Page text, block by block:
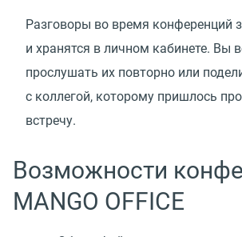
Разговоры во время конференций
и хранятся в личном кабинете. Вы
прослушать их повторно или
с коллегой, которому пришлось
встречу.
Возможности
MANGO OFFICE